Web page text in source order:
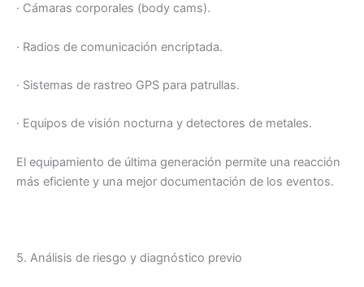
· Cámaras corporales (body cams).
· Radios de comunicación encriptada.
· Sistemas de rastreo GPS para patrullas.
· Equipos de visión nocturna y detectores de metales.
El equipamiento de última generación permite una reacción
más eficiente y una mejor documentación de los eventos.
5. Análisis de riesgo y diagnóstico previo